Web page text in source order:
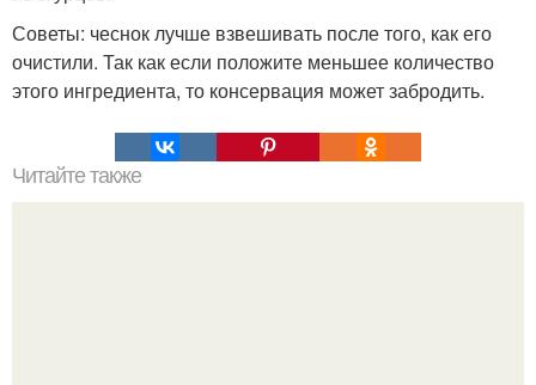
Советы: чеснок лучше взвешивать после того, как его
очистили. Так как если положите меньшее количество
этого ингредиента, то консервация может забродить.
Читайте также